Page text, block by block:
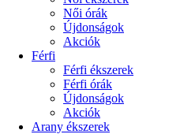
Női órák
Újdonságok
Akciók
Férfi
Férfi ékszerek
Férfi órák
Újdonságok
Akciók
Arany ékszerek